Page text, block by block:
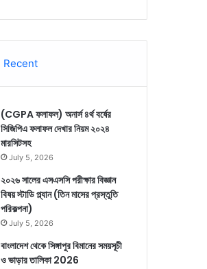
Recent
(CGPA ফলাফল) অনার্স ৪র্থ বর্ষের
সিজিপিএ ফলাফল দেখার নিয়ম ২০২৪
মারসিটসহ
July 5, 2026
২০২৬ সালের এসএসসি পরীক্ষার বিজ্ঞান
বিষয় স্টাডি প্ল্যান (তিন মাসের প্রস্তুতি
পরিকল্পনা)
July 5, 2026
বাংলাদেশ থেকে সিঙ্গাপুর বিমানের সময়সূচী
ও ভাড়ার তালিকা 2026